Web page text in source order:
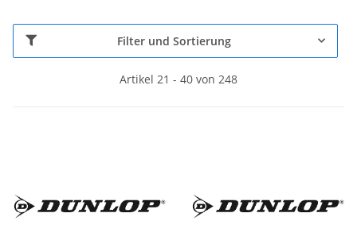
Filter und Sortierung
Artikel 21 - 40 von 248